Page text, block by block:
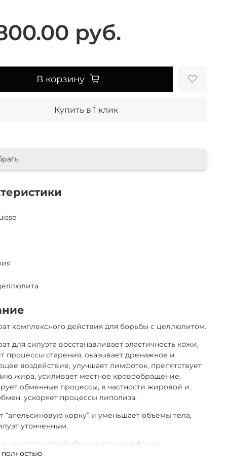
руб.
В корзину
Купить в 1 клик
комплексного действия для борьбы с целлюлитом.
для силуэта восстанавливает эластичность кожи,
процессы старения, оказывает дренажное и
воздействие, улучшает лимфоток, препятствует
жира, усиливает местное кровообращение,
обменные процессы, в частности жировой и
ускоряет процессы липолиза.
“апельсиновую корку” и уменьшает объемы тела,
утонченным.
средство при фиброзно-отечной форме
полностью